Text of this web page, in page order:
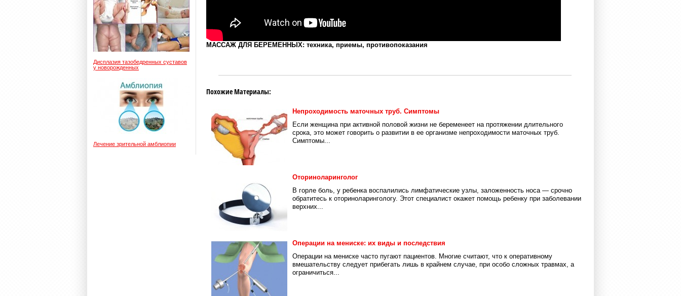
Дисплазия тазобедренных суставов
у новорожденных
Лечение зрительной амблиопии
МАССАЖ ДЛЯ БЕРЕМЕННЫХ: техника, приемы, противопоказания
Похожие Материалы:
Непроходимость маточных труб. Симптомы
Если женщина при активной половой жизни не беременеет на протяжении длительного
срока, это может говорить о развитии в ее организме непроходимости маточных труб.
Симптомы...
Оториноларинголог
В горле боль, у ребенка воспалились лимфатические узлы, заложенность носа — срочно
обратитесь к оториноларингологу. Этот специалист окажет помощь ребенку при заболевании
верхних...
Операции на мениске: их виды и последствия
Операции на мениске часто пугают пациентов. Многие считают, что к оперативному
вмешательству следует прибегать лишь в крайнем случае, при особо сложных травмах, а
ограничиться...